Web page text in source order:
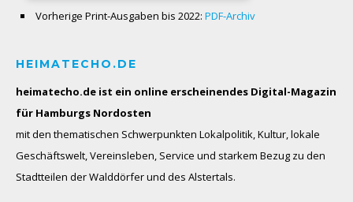
Vorherige Print-Ausgaben bis 2022: PDF-Archiv
HEIMATECHO.DE
heimatecho.de ist ein online erscheinendes Digital-Magazin
für Hamburgs Nordosten
mit den thematischen Schwerpunkten Lokalpolitik, Kultur, lokale
Geschäftswelt, Vereinsleben, Service und starkem Bezug zu den
Stadtteilen der Walddörfer und des Alstertals.